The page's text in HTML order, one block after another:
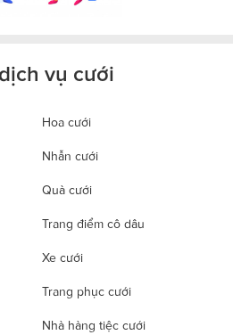
vụ cưới
Hoa cưới
Nhẫn cưới
Quà cưới
Trang điểm cô dâu
Xe cưới
Trang phục cưới
Nhà hàng tiệc cưới